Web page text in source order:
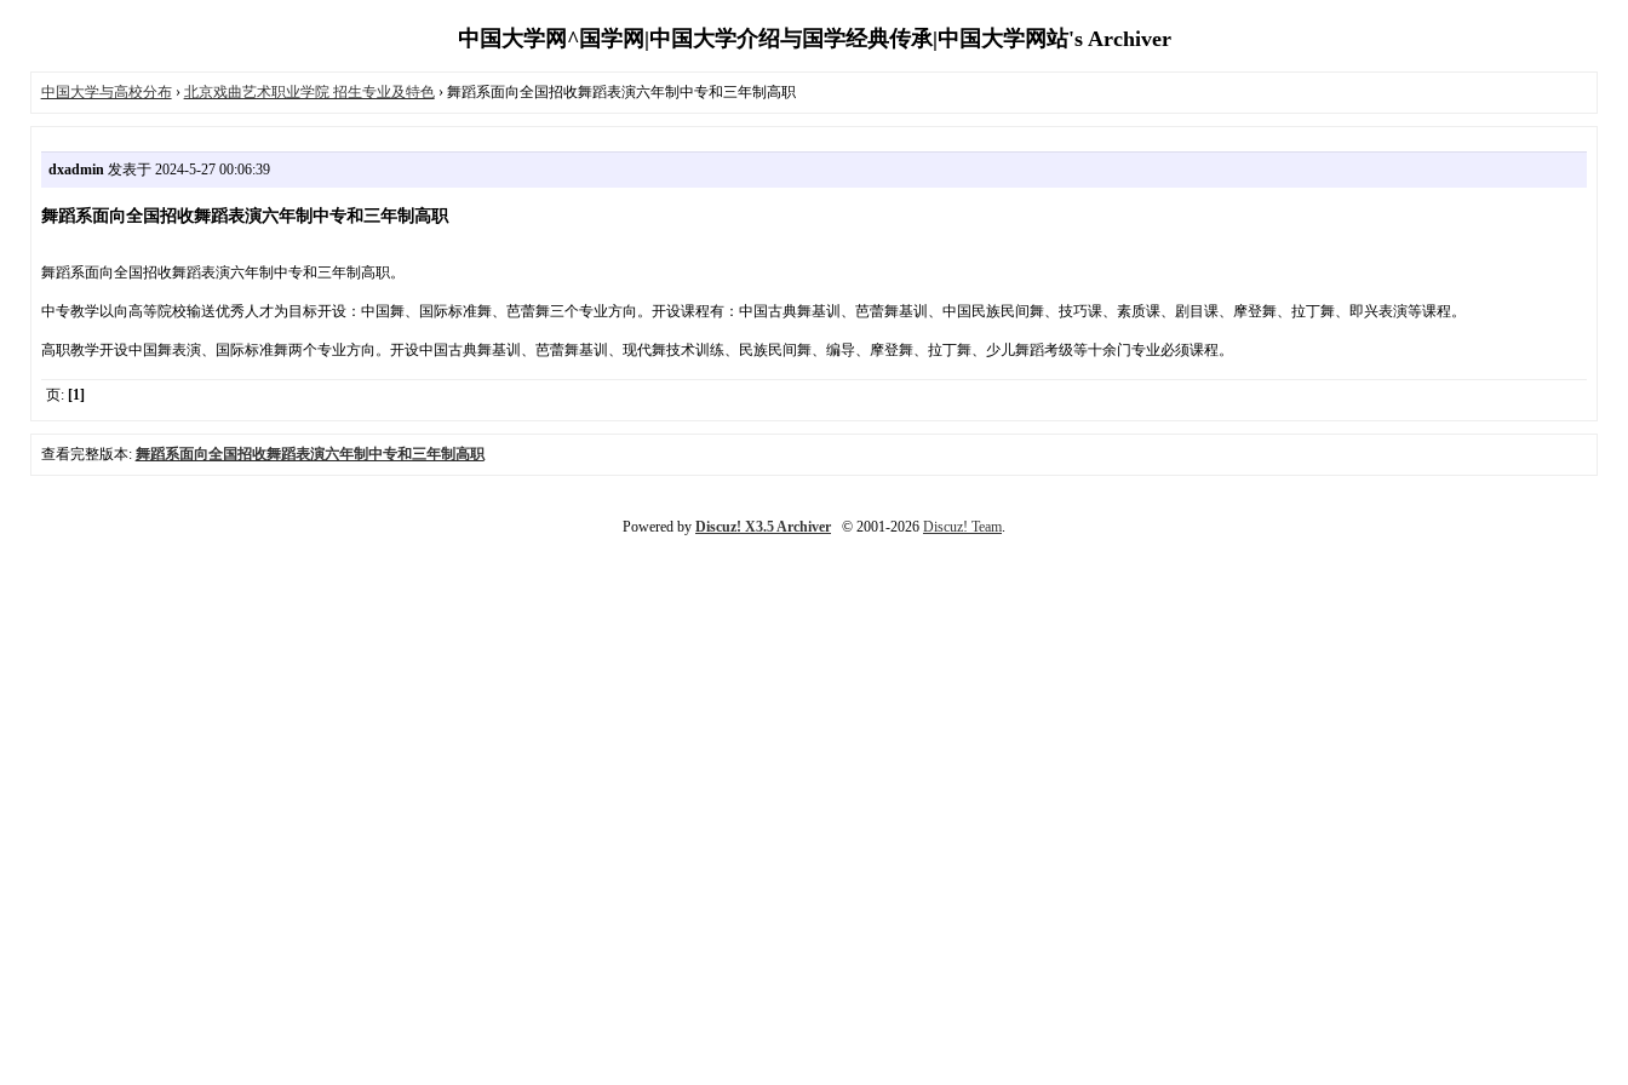
中国大学网^国学网|中国大学介绍与国学经典传承|中国大学网站's Archiver
中国大学与高校分布› 北京戏曲艺术职业学院 招生专业及特色› 舞蹈系面向全国招收舞蹈表演六年制中专和三年制高职
dxadmin发表于 2024-5-27 00:06:39
舞蹈系面向全国招收舞蹈表演六年制中专和三年制高职
舞蹈系面向全国招收舞蹈表演六年制中专和三年制高职。
中专教学以向高等院校输送优秀人才为目标开设：中国舞、国际标准舞、芭蕾舞三个专业方向。开设课程有：中国古典舞基训、芭蕾舞基训、中国民族民间舞、技巧课、素质课、剧目课、摩登舞、拉丁舞、即兴表演等课程。
高职教学开设中国舞表演、国际标准舞两个专业方向。开设中国古典舞基训、芭蕾舞基训、现代舞技术训练、民族民间舞、编导、摩登舞、拉丁舞、少儿舞蹈考级等十余门专业必须课程。
页: [1]
查看完整版本: 舞蹈系面向全国招收舞蹈表演六年制中专和三年制高职
Powered by Discuz! X3.5 Archiver © 2001-2026 Discuz! Team.